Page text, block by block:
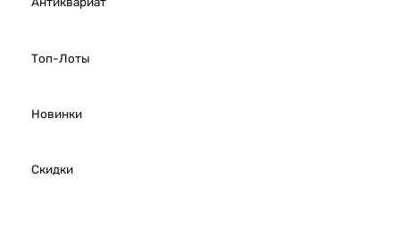
Топ-Лоты
Новинки
Скидки